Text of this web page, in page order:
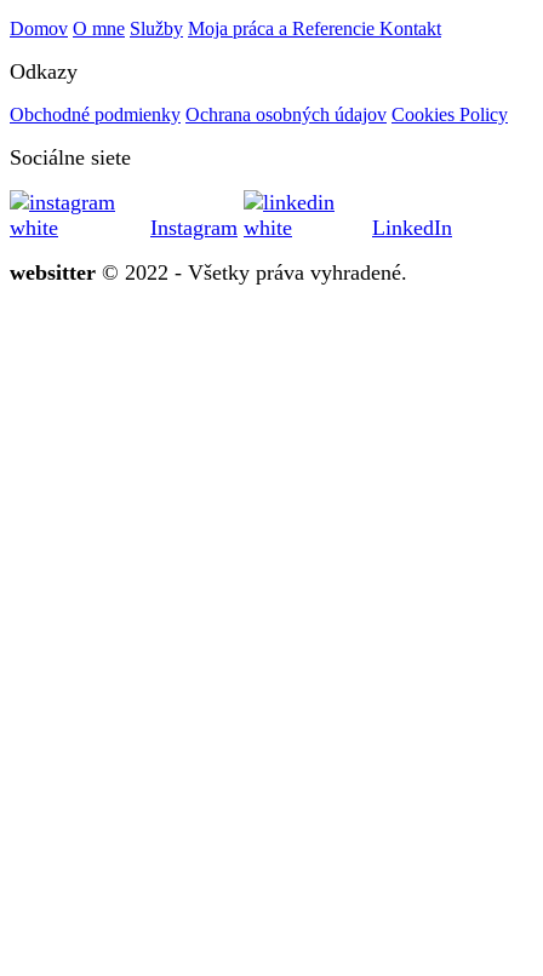
Domov O mne Služby Moja práca a Referencie Kontakt
Odkazy
Obchodné podmienky Ochrana osobných údajov Cookies Policy
Sociálne siete
Instagram
LinkedIn
websitter © 2022 - Všetky práva vyhradené.